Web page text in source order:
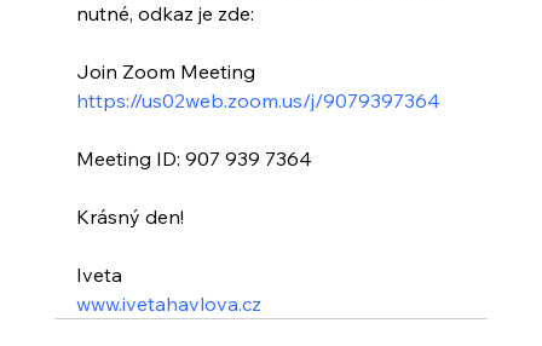
nutné, odkaz je zde:
Join Zoom Meeting
https://us02web.zoom.us/j/9079397364
Meeting ID: 907 939 7364
Krásný den!
Iveta
www.ivetahavlova.cz